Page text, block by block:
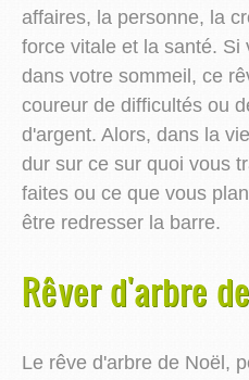
affaires, la personne, la
force vitale et la santé. Si
dans votre sommeil, ce
coureur de difficultés ou
d'argent. Alors, dans la
dur sur ce sur quoi vous
faites ou ce que vous
être redresser la barre.
Rêver d'arbre
Le rêve d'arbre de Noël,